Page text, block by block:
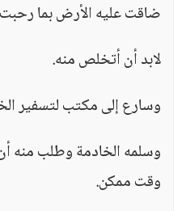
ضاقت عليه الأرض بما
لابد أن أتخلص منه.
وسارع إلى مكتب لتسفير
وسلمه الخادمة وطلب منه
وقت ممكن.